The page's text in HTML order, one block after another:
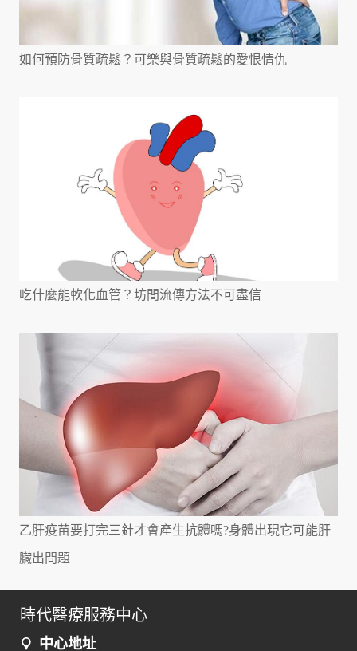
如何預防骨質疏鬆？可樂與骨質疏鬆的愛恨情仇
吃什麼能軟化血管？坊間流傳方法不可盡信
乙肝疫苗要打完三針才會產生抗體嗎?身體出現它可能肝
臟出問題
時代醫療服務中心
中心地址